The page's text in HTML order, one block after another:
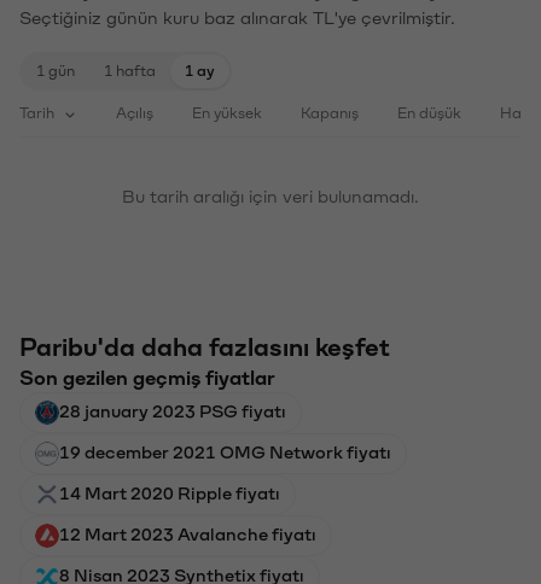
Seçtiğiniz günün kuru baz alınarak TL'ye çevrilmiştir.
1 gün 1 hafta 1 ay
Tarih Açılış En yüksek Kapanış En düşük
Bu tarih aralığı için veri bulunamadı.
Paribu'da daha fazlasını keşfet
Son gezilen geçmiş fiyatlar
28 january 2023 PSG fiyatı
19 december 2021 OMG Network fiyatı
14 Mart 2020 Ripple fiyatı
12 Mart 2023 Avalanche fiyatı
8 Nisan 2023 Synthetix fiyatı